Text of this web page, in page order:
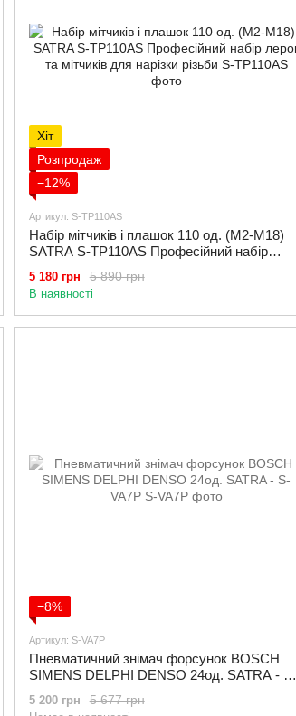
Хіт
Розпродаж
−12%
Артикул: S-TP110AS
Набір мітчиків і плашок 110 од. (M2-M18)
SATRA S-TP110AS Професійний набір
5 890 грн
5 180 грн
В наявності
−8%
Артикул: S-VA7P
Пневматичний знімач форсунок BOSCH
SIMENS DELPHI DENSO 24од. SATRA - S-
5 677 грн
5 200 грн